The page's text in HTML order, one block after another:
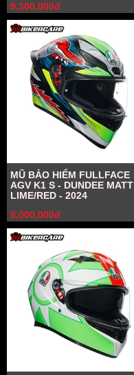
9,300,000đ
MŨ BẢO HIỂM FULLFACE
AGV K1 S - DUNDEE MATT
LIME/RED - 2024
8,000,000đ